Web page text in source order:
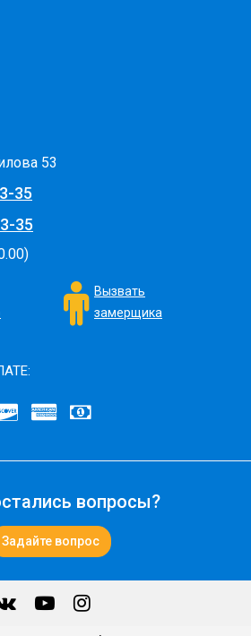
53
35
35
Вызвать
замерщика
вопросы?
Задайте вопрос